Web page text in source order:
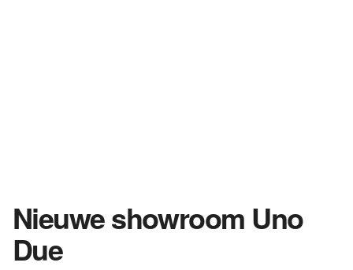
Nieuwe showroom Uno
Due